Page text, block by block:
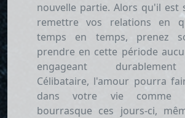
nouvelle partie. Alors qu'il est
remettre vos relations en
temps en temps, prenez
prendre en cette période
engageant
Célibataire, l'amour pourra
dans votre vie comme
bourrasque ces jours-ci,